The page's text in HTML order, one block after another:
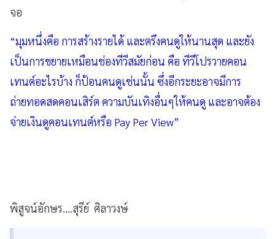
จอ
“มุมหนึ่งคือ การสร้างรายได้ และตรึงคนดูให้นานสุด และยัง
เป็นการขยายเหมือนช่องทีวีสมัยก่อน คือ ทีวีโปรวายคอน
เทนต์อะไรบ้าง ก็ป้อนคนดูเช่นนั้น ซึ่งอีกระยะอาจมีการ
ถ่ายทอดสดคอนเสิร์ต ความบันเทิงอื่นๆให้คนดู และอาจต้อง
จ่ายเงินดูคอนเทนต์หรือ Pay Per View”
พิสูจน์อักษร....สุรีย์ ศิลาวงษ์